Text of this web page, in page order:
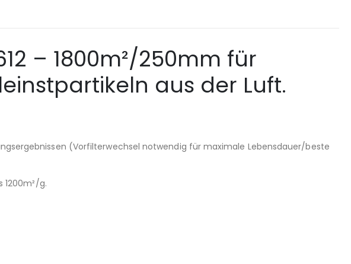
– 1800m²/250mm für
aus der Luft.
(Vorfilterwechsel notwendig für maximale Lebensdauer/beste
g.